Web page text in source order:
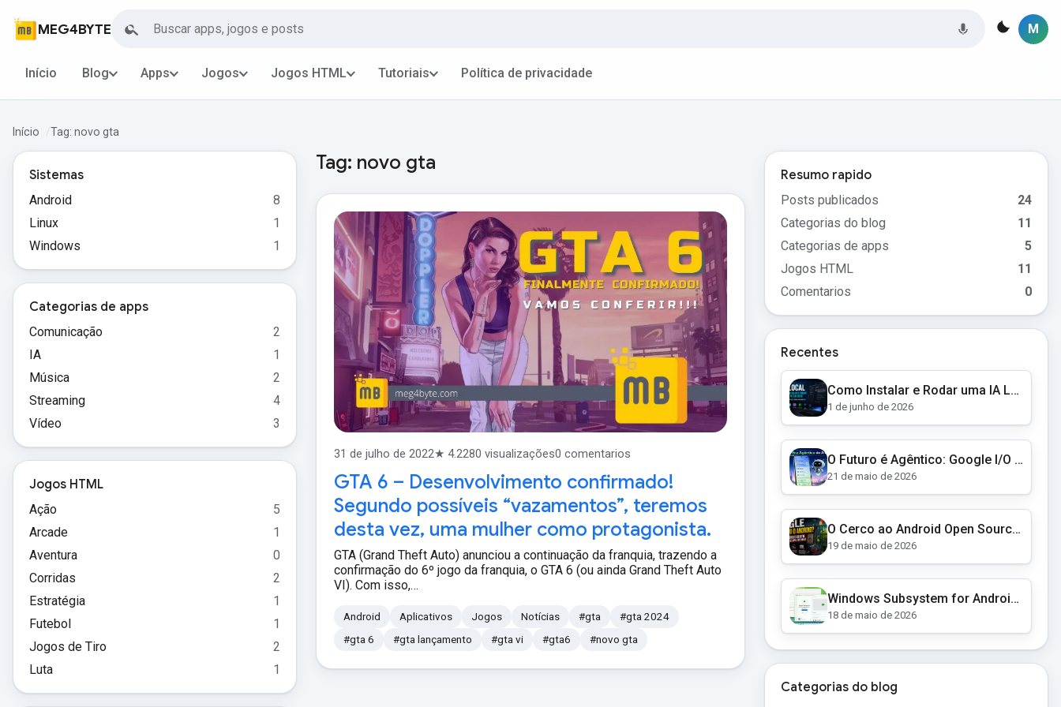
MEG4BYTE
M
Início Blog Apps Jogos Jogos HTML Tutoriais Política de privacidade
Início Tag: novo gta
Sistemas
Android
8
Linux
1
Windows
1
Categorias de apps
Comunicação
2
IA
1
Música
2
Streaming
4
Vídeo
3
Jogos HTML
Ação
5
Arcade
1
Aventura
0
Corridas
2
Estratégia
1
Futebol
1
Jogos de Tiro
2
Luta
1
Tag: novo gta
31 de julho de 2022★ 4.2280 visualizações0 comentarios
GTA 6 – Desenvolvimento confirmado!
Segundo possíveis “vazamentos”, teremos
desta vez, uma mulher como protagonista.
GTA (Grand Theft Auto) anunciou a continuação da franquia, trazendo a
confirmação do 6º jogo da franquia, o GTA 6 (ou ainda Grand Theft Auto
VI). Com isso,…
Android Aplicativos Jogos Notícias #gta
#gta 2024
#gta 6
#gta lançamento #gta vi #gta6 #novo gta
Resumo rapido
Posts publicados
24
Categorias do blog
11
Categorias de apps
5
Jogos HTML
11
Comentarios
0
Recentes
Como Instalar e Rodar uma IA Local no Seu PC em 2026 (Guia Completo para Iniciantes)
1 de junho de 2026
O Futuro é Agêntico: Google I/O 2026 Revela um Android Autônomo e Óculos Inteligentes
21 de maio de 2026
O Cerco ao Android Open Source: Como o Google Está Transformando o AOSP em um Jardim Murado
19 de maio de 2026
Windows Subsystem for Android (WSA): O Fim de uma Era e as Alternativas para Apps Android no Windows 11
18 de maio de 2026
Categorias do blog